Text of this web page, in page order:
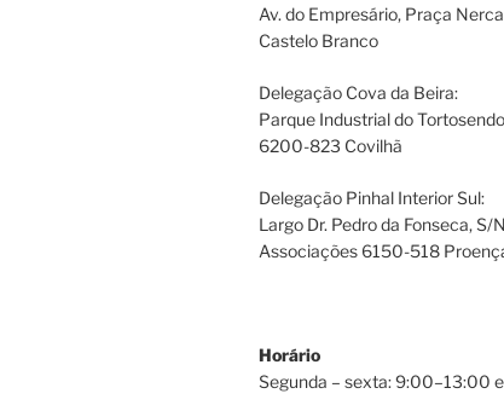
Av. do Empresário, Praça
Castelo Branco
Delegação Cova da Beira:
Parque Industrial do
6200-823 Covilhã
Delegação Pinhal Interior Sul:
Largo Dr. Pedro da Fonseca, S/
Associações 6150-518
Horário
Segunda – sexta: 9:00–13:00